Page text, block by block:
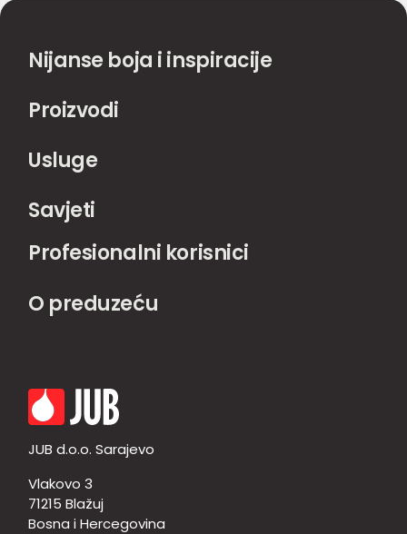
Nijanse boja i inspiracije
Proizvodi
Usluge
Savjeti
Profesionalni korisnici
O preduzeću
JUB d.o.o. Sarajevo
Vlakovo 3
71215 Blažuj
Bosna i Hercegovina